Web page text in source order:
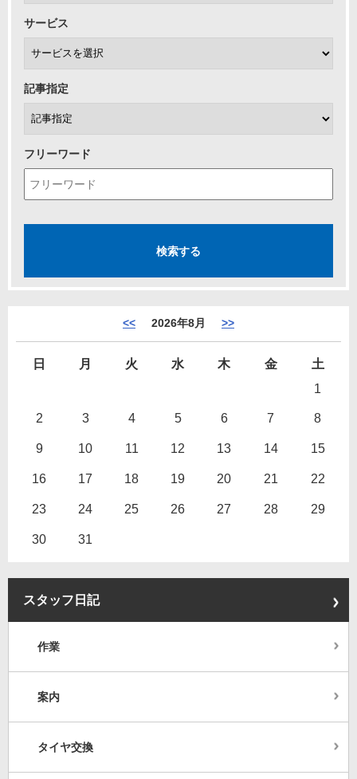
サービス
記事指定
フリーワード
<< 2026年8月 >>
日 月 火 水 木 金
土
1
2 3 4 5 6 7 8
9 10 11 12 13 14 15
16 17 18 19 20 21 22
23 24 25 26 27 28 29
30 31
スタッフ日記
作業
案内
タイヤ交換